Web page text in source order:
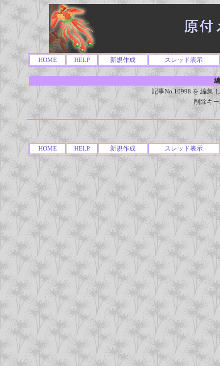
HOME HELP 新規作成 スレッド表示
記事No.10998 を 編集
削除キ
HOME HELP 新規作成 スレッド表示